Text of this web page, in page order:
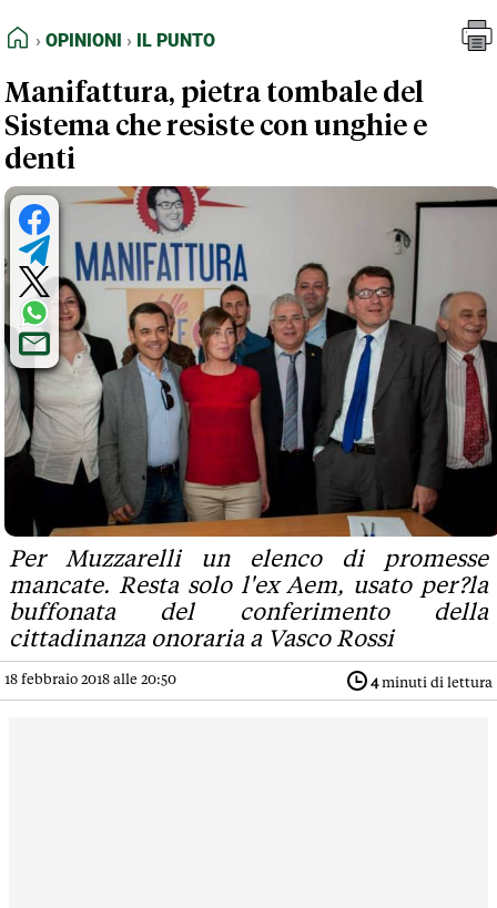
FEED RSS
NORMATIVE DEONTOLOGICHE
TERMINI e CONDIZIONI
HOME
OPINIONI IL PUNTO
Manifattura, pietra tombale del
Sistema che resiste con unghie e
denti
Per Muzzarelli un elenco di promesse
mancate. Resta solo l'ex Aem, usato per?la
buffonata del conferimento della
cittadinanza onoraria a Vasco Rossi
18 febbraio 2018 alle 20:50 4minuti di lettura